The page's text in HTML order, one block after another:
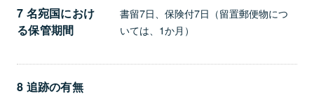
7 名宛国におけ
る保管期間
書留7日、保険付7日（留置郵便物につ
いては、1か月）
8 追跡の有無